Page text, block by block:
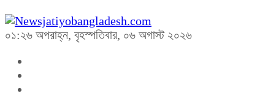
০১:২৬ অপরাহ্ন, বৃহস্পতিবার, ০৬ অগাস্ট ২০২৬